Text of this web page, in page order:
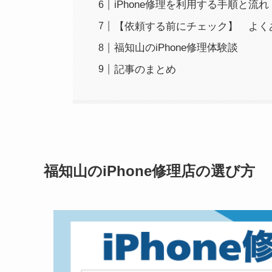
iPhone修理を利用する手順と流れ
【依頼する前にチェック】 よく
福知山のiPhone修理体験談
記事のまとめ
福知山のiPhone修理店の選び方